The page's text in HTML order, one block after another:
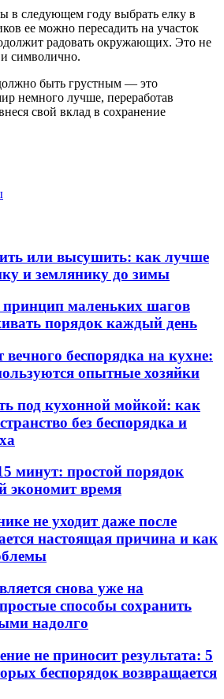
в следующем году выбрать елку в
ее можно пересадить на участок
радовать окружающих. Это не
символично.
быть грустным — это
немного лучше, переработав
свой вклад в сохранение
или высушить: как лучше
и землянику до зимы
маленьких шагов
порядок каждый день
вечного беспорядка на кухне:
опытные хозяйки
под кухонной мойкой: как
без беспорядка и
минут: простой порядок
экономит время
не уходит даже после
настоящая причина и как
снова уже на
способы сохранить
надолго
не приносит результата: 5
беспорядок возвращается